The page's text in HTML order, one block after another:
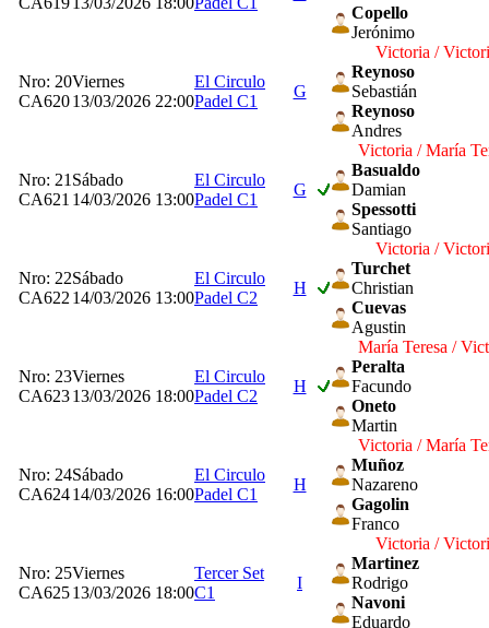
Copello
Jerónimo
Nro: 20
CA620
Viernes
13/03/2026 22:00
El Circulo
Padel C1
G
Victoria /
Reynoso
Sebastián
Reynoso
Andres
Nro: 21
CA621
Sábado
14/03/2026 13:00
El Circulo
Padel C1
G
Victoria / María
Basualdo
Damian
Spessotti
Santiago
Nro: 22
CA622
Sábado
14/03/2026 13:00
El Circulo
Padel C2
H
Victoria /
Turchet
Christian
Cuevas
Agustin
Nro: 23
CA623
Viernes
13/03/2026 18:00
El Circulo
Padel C2
H
María Teresa /
Peralta
Facundo
Oneto
Martin
Nro: 24
CA624
Sábado
14/03/2026 16:00
El Circulo
Padel C1
H
Victoria / María
Muñoz
Nazareno
Gagolin
Franco
Nro: 25
CA625
Viernes
13/03/2026 18:00
Tercer Set
C1
I
Victoria /
Martinez
Rodrigo
Navoni
Eduardo